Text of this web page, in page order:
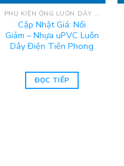
PHỤ KIỆN ỐNG LUỒN DÂY ĐIỆN UPVC TIỀN PHONG
Cập Nhật Giá: Nối
Giảm – Nhựa uPVC Luồn
Dây Điện Tiền Phong
ĐỌC TIẾP